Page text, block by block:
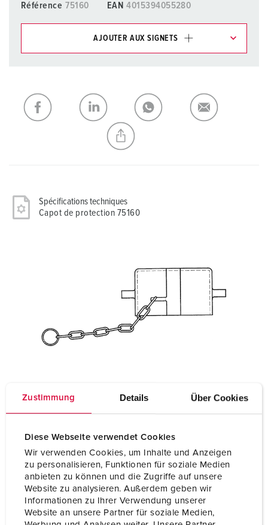
Zustimmung Details Über Cookies
Diese Webseite verwendet Cookies
Wir verwenden Cookies, um Inhalte und Anzeigen
zu personalisieren, Funktionen für soziale Medien
anbieten zu können und die Zugriffe auf unsere
Website zu analysieren. Außerdem geben wir
Informationen zu Ihrer Verwendung unserer
Website an unsere Partner für soziale Medien,
Référence 75160 EAN 4015394055280
AJOUTER AUX SIGNETS
Ma liste AJOUTER
CRÉER UNE NOUVELLE LISTE
Spécifications techniques
Capot de protection 75160